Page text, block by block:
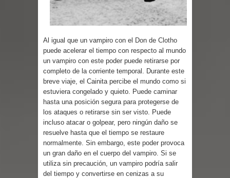
Parte 03: Reflexiones
Al igual que un vampiro con el Don de Clotho
puede acelerar el tiempo con respecto al mundo
un vampiro con este poder puede retirarse por
completo de la corriente temporal. Durante este
breve viaje, el Cainita percibe el mundo como si
estuviera congelado y quieto. Puede caminar
hasta una posición segura para protegerse de
los ataques o retirarse sin ser visto. Puede
incluso atacar o golpear, pero ningún daño se
resuelve hasta que el tiempo se restaure
normalmente. Sin embargo, este poder provoca
un gran daño en el cuerpo del vampiro. Si se
utiliza sin precaución, un vampiro podría salir
del tiempo y convertirse en cenizas a su